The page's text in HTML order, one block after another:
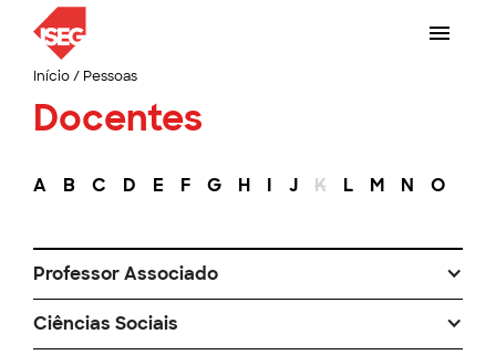
Início/ Pessoas
Docentes
A B C D E F G H I J K L M N O
Professor Associado
Ciências Sociais